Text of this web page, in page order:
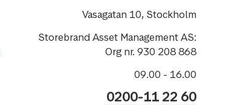
Vasagatan 10, Stockholm
Storebrand Asset Management AS:
Org nr. 930 208 868
09.00 - 16.00
0200-11 22 60